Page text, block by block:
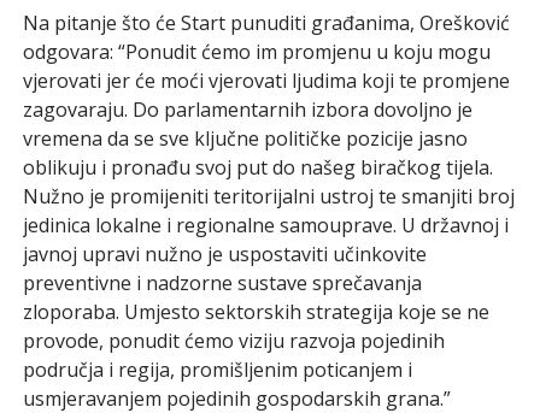
Na pitanje što će Start punuditi građanima, Orešković
odgovara: “Ponudit ćemo im promjenu u koju mogu
vjerovati jer će moći vjerovati ljudima koji te promjene
zagovaraju. Do parlamentarnih izbora dovoljno je
vremena da se sve ključne političke pozicije jasno
oblikuju i pronađu svoj put do našeg biračkog tijela.
Nužno je promijeniti teritorijalni ustroj te smanjiti broj
jedinica lokalne i regionalne samouprave. U državnoj i
javnoj upravi nužno je uspostaviti učinkovite
preventivne i nadzorne sustave sprečavanja
zloporaba. Umjesto sektorskih strategija koje se ne
provode, ponudit ćemo viziju razvoja pojedinih
područja i regija, promišljenim poticanjem i
usmjeravanjem pojedinih gospodarskih grana.”